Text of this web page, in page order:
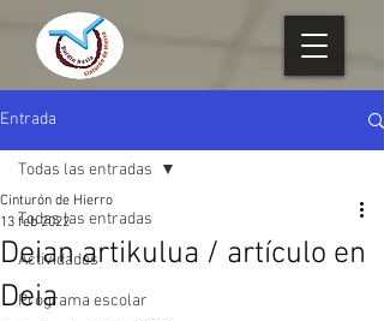
Entrada
Todas las entradas
Actividades
Programa escolar
Todas las entradas
Deian artikulua / artículo en
Deia
Cinturón de Hierro
13 feb 2022